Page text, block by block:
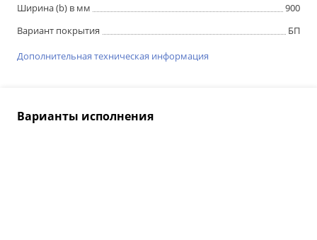
Ширина (b) в мм
900
Вариант покрытия
БП
Дополнительная техническая информация
Варианты исполнения